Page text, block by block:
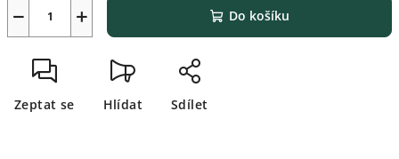
+
− Do košíku
Zeptat se Hlídat Sdílet